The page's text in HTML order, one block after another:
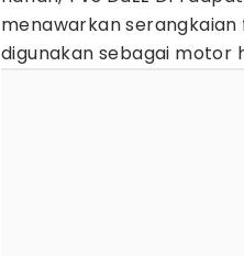
menawarkan
digunakan sebagai motor